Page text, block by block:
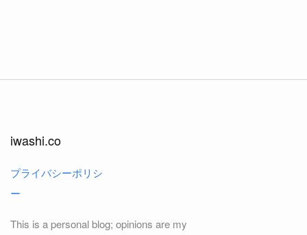
iwashi.co
プライバシーポリシ
ー
This is a personal blog; opinions are my